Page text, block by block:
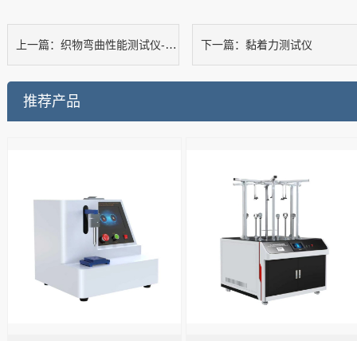
上一篇： 织物弯曲性能测试仪-悬臂法 下一篇： 黏着力测试仪
推荐产品